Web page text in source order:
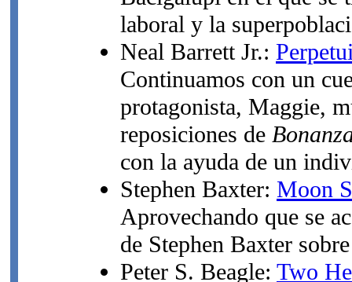
laboral y la
Neal Barrett Jr.:
Continuamos con un
protagonista, Maggie,
reposiciones de
con la ayuda de un
Stephen Baxter: Moon
Aprovechando que se
de Stephen Baxter
Peter S. Beagle: Two